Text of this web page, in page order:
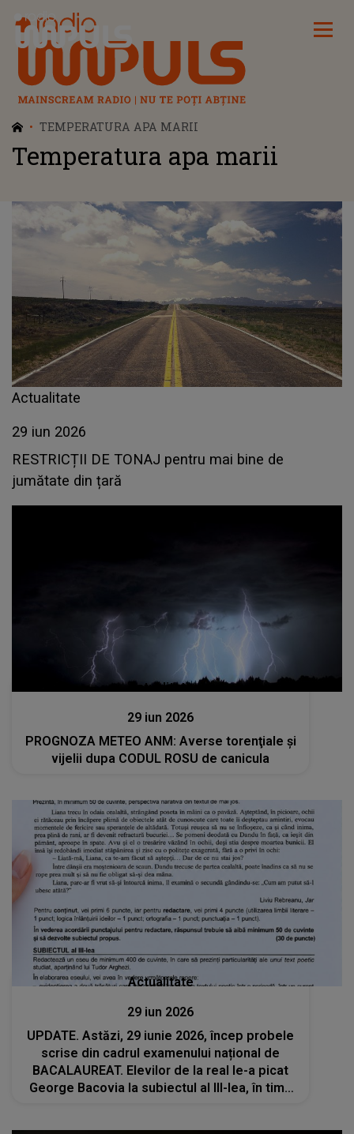
Radio Impuls
TEMPERATURA APA MARII
Temperatura apa marii
Actualitate
29 iun 2026
RESTRICȚII DE TONAJ pentru mai bine de
jumătate din țară
Actualitate
29 iun 2026
PROGNOZA METEO ANM: Averse torenţiale şi
vijelii dupa CODUL ROSU de canicula
Actualitate
29 iun 2026
UPDATE. Astăzi, 29 iunie 2026, încep probele
scrise din cadrul examenului național de
BACALAUREAT. Elevilor de la real le-a picat
George Bacovia la subiectul al III-lea, în timp